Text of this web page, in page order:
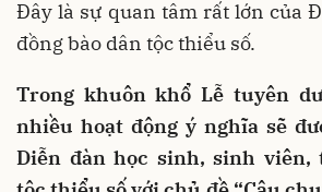
Đây là sự quan tâm rất lớn của
đồng bào dân tộc thiểu số.
Trong khuôn khổ Lễ tuyên
nhiều hoạt động ý nghĩa sẽ
Diễn đàn học sinh, sinh viên,